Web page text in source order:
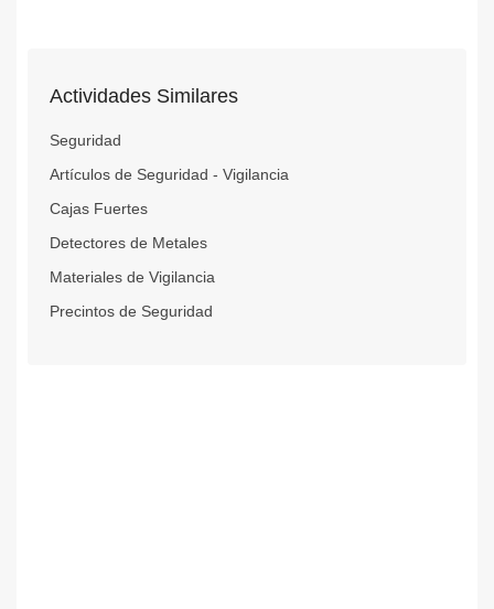
Actividades Similares
Seguridad
Artículos de Seguridad - Vigilancia
Cajas Fuertes
Detectores de Metales
Materiales de Vigilancia
Precintos de Seguridad